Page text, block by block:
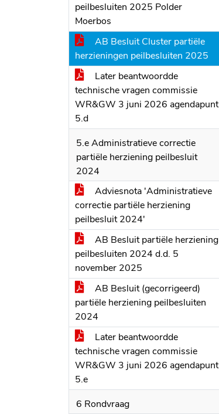
peilbesluiten 2025 Polder
Moerbos
AB Besluit Cluster partiële
herzieningen peilbesluiten 2025
Later beantwoordde
technische vragen commissie
WR&GW 3 juni 2026 agendapunt
5.d
5.e Administratieve correctie
partiële herziening peilbesluit
2024
Adviesnota 'Administratieve
correctie partiële herziening
peilbesluit 2024'
AB Besluit partiële herziening
peilbesluiten 2024 d.d. 5
november 2025
AB Besluit (gecorrigeerd)
partiële herziening peilbesluiten
2024
Later beantwoordde
technische vragen commissie
WR&GW 3 juni 2026 agendapunt
5.e
6 Rondvraag